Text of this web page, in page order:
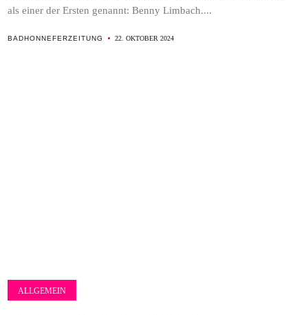
als einer der Ersten genannt: Benny Limbach....
BADHONNEFERZEITUNG 22. OKTOBER 2024
ALLGEMEIN